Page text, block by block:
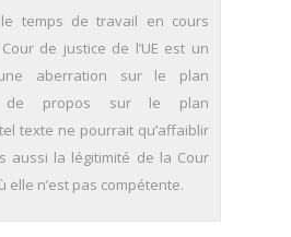
temps de travail en cours
de justice de l’UE est un
aberration sur le plan
de propos sur le plan
texte ne pourrait qu’affaiblir
aussi la légitimité de la Cour
elle n’est pas compétente.